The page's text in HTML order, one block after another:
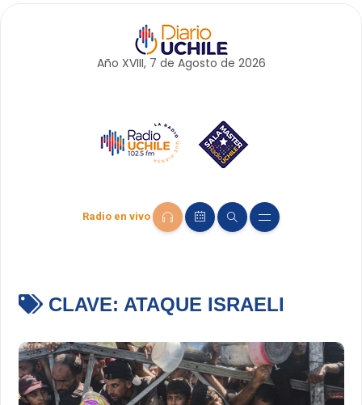
Año XVIII, 7 de Agosto de 2026
Radio en vivo
CLAVE: ATAQUE ISRAELI